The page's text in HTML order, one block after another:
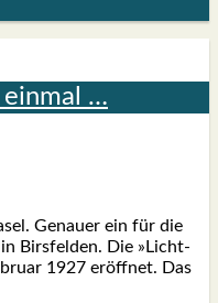
ein­mal …
Genau­er ein für die
Birs­fel­den. Die »Licht­
1927 eröff­net. Das